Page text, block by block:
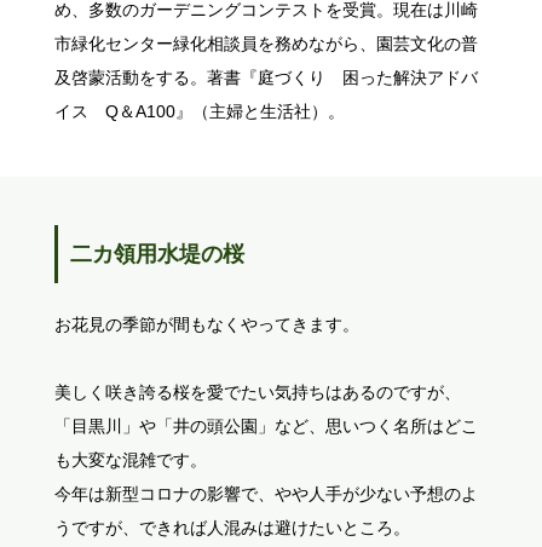
め、多数のガーデニングコンテストを受賞。現在は川崎
市緑化センター緑化相談員を務めながら、園芸文化の普
及啓蒙活動をする。著書『庭づくり 困った解決アドバ
イス Q＆A100』（主婦と生活社）。
二カ領用水堤の桜
お花見の季節が間もなくやってきます。
美しく咲き誇る桜を愛でたい気持ちはあるのですが、
「目黒川」や「井の頭公園」など、思いつく名所はどこ
も大変な混雑です。
今年は新型コロナの影響で、やや人手が少ない予想のよ
うですが、できれば人混みは避けたいところ。